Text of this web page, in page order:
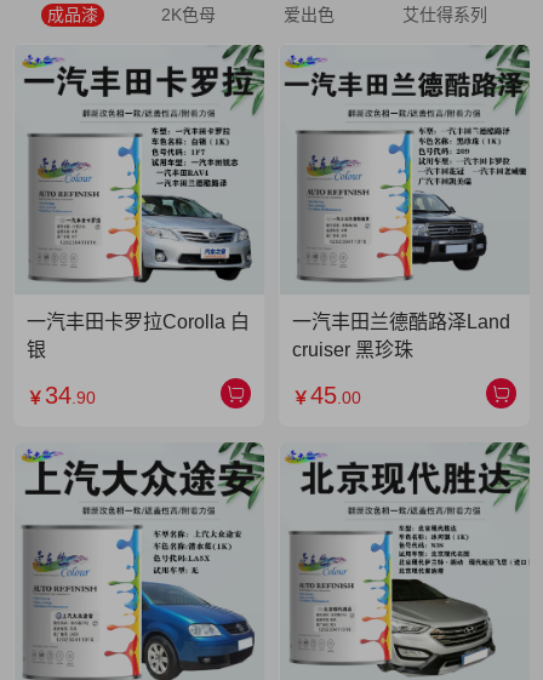
成品漆 2K色母 爱出色 艾仕得系列
一汽丰田卡罗拉Corolla 白
银
￥ 34 .90
一汽丰田兰德酷路泽Land
cruiser 黑珍珠
￥45 .00